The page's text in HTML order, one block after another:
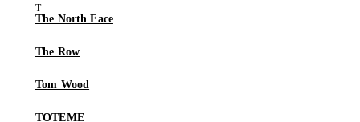
The North Face
The Row
Tom Wood
TOTEME